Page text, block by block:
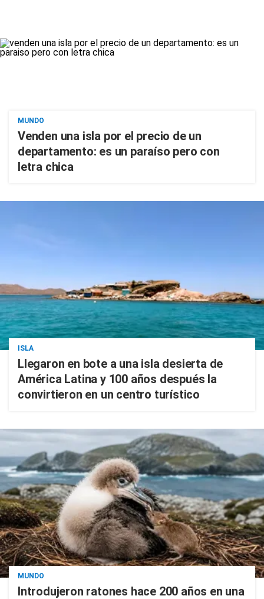
MUNDO
Venden una isla por el precio de un
departamento: es un paraíso pero con
letra chica
ISLA
Llegaron en bote a una isla desierta de
América Latina y 100 años después la
convirtieron en un centro turístico
MUNDO
Introdujeron ratones hace 200 años en una